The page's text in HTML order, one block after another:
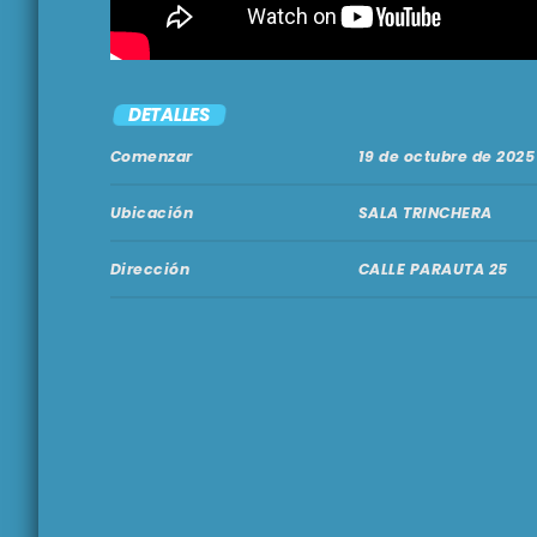
DETALLES
Comenzar 19 de octubre de 2025
Ubicación SALA TRINCHERA
Dirección CALLE PARAUTA 25